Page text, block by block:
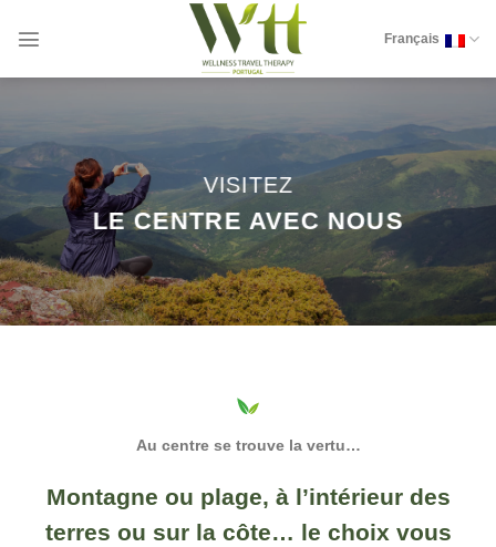
Français
VISITEZ
LE CENTRE AVEC NOUS
Au centre se trouve la vertu…
Montagne ou plage, à l’intérieur des
terres ou sur la côte… le choix vous